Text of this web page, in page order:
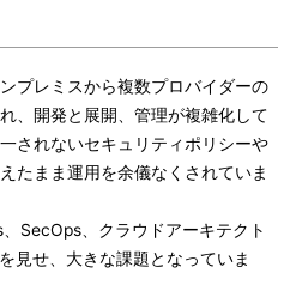
プレミスから複数プロバイダーの
、開発と展開、管理が複雑化して
されないセキュリティポリシーや
たまま運用を余儀なくされていま
SecOps、クラウドアーキテクト
見せ、大きな課題となっていま